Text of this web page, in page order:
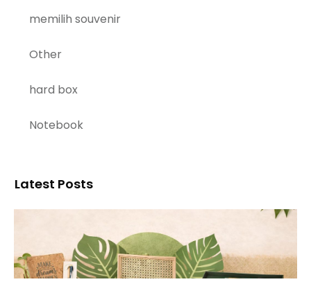
memilih souvenir
Other
hard box
Notebook
Latest Posts